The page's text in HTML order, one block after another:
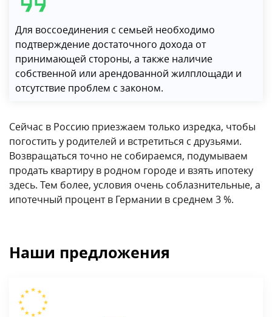
Для воссоединения с семьей необходимо
подтверждение достаточного дохода от
принимающей стороны, а также наличие
собственной или арендованной жилплощади и
отсутствие проблем с законом.
Сейчас в Россию приезжаем только изредка, чтобы
погостить у родителей и встретиться с друзьями.
Возвращаться точно не собираемся, подумываем
продать квартиру в родном городе и взять ипотеку
здесь. Тем более, условия очень соблазнительные, а
ипотечный процент в Германии в среднем 3 %.
Наши предложения